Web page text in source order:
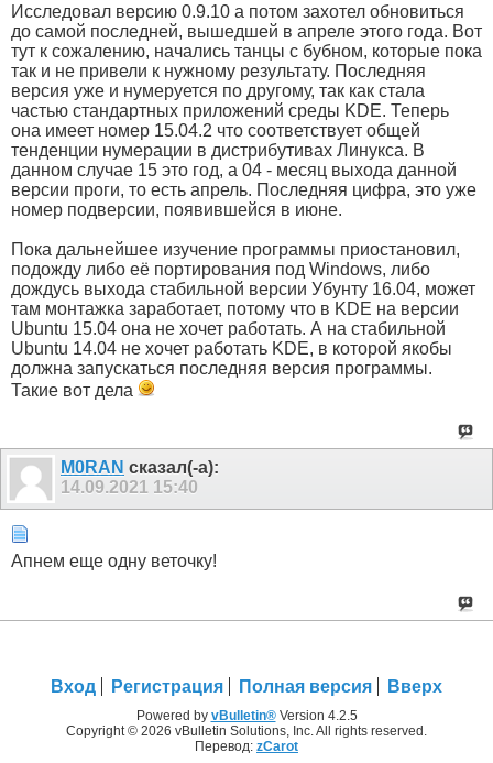
Исследовал версию 0.9.10 а потом захотел обновиться
до самой последней, вышедшей в апреле этого года. Вот
тут к сожалению, начались танцы с бубном, которые пока
так и не привели к нужному результату. Последняя
версия уже и нумеруется по другому, так как стала
частью стандартных приложений среды KDE. Теперь
она имеет номер 15.04.2 что соответствует общей
тенденции нумерации в дистрибутивах Линукса. В
данном случае 15 это год, а 04 - месяц выхода данной
версии проги, то есть апрель. Последняя цифра, это уже
номер подверсии, появившейся в июне.
Пока дальнейшее изучение программы приостановил,
подожду либо её портирования под Windows, либо
дождусь выхода стабильной версии Убунту 16.04, может
там монтажка заработает, потому что в KDE на версии
Ubuntu 15.04 она не хочет работать. А на стабильной
Ubuntu 14.04 не хочет работать KDE, в которой якобы
должна запускаться последняя версия программы.
Такие вот дела
M0RAN сказал(-а):
14.09.2021 15:40
Апнем еще одну веточку!
Вход Регистрация Полная версия Вверх
Powered by vBulletin®Version 4.2.5
Copyright © 2026 vBulletin Solutions, Inc. All rights reserved.
Перевод: zCarot